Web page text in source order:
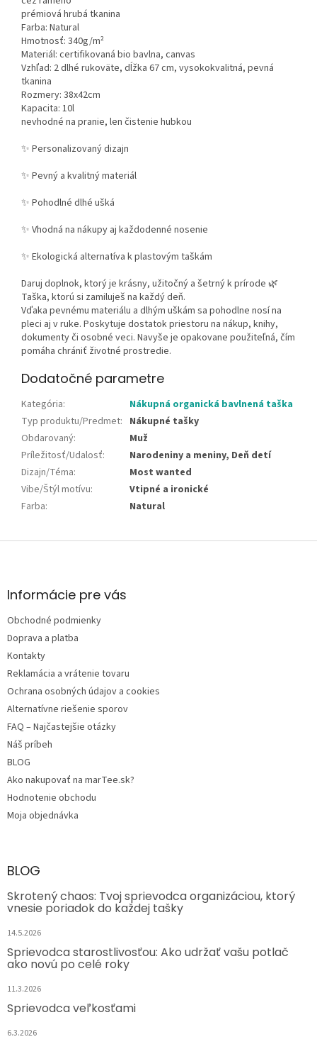
prémiová hrubá tkanina
Farba: Natural
Hmotnosť: 340g/m²
Materiál: certifikovaná bio bavlna, canvas
Vzhľad: 2 dlhé rukoväte, dĺžka 67 cm, vysokokvalitná, pevná
tkanina
Rozmery: 38x42cm
Kapacita: 10l
nevhodné na pranie, len čistenie hubkou
✨ Personalizovaný dizajn
✨ Pevný a kvalitný materiál
✨ Pohodlné dlhé ušká
✨ Vhodná na nákupy aj každodenné nosenie
✨ Ekologická alternatíva k plastovým taškám
Daruj doplnok, ktorý je krásny, užitočný a šetrný k prírode 🌿
Taška, ktorú si zamiluješ na každý deň.
Vďaka pevnému materiálu a dlhým uškám sa pohodlne nosí na
pleci aj v ruke. Poskytuje dostatok priestoru na nákup, knihy,
dokumenty či osobné veci. Navyše je opakovane použiteľná, čím
pomáha chrániť životné prostredie.
Dodatočné parametre
Kategória:
Nákupná organická bavlnená taška
Typ produktu/Predmet: Nákupné tašky
Obdarovaný:
Muž
Príležitosť/Udalosť:
Narodeniny a meniny, Deň detí
Dizajn/Téma:
Most wanted
Vibe/Štýl motívu:
Vtipné a ironické
Farba: Natural
Z
ä
e
Informácie pre vás
Obchodné podmienky
Doprava a platba
Kontakty
Reklamácia a vrátenie tovaru
Ochrana osobných údajov a cookies
Alternatívne riešenie sporov
FAQ – Najčastejšie otázky
Náš príbeh
BLOG
Ako nakupovať na marTee.sk?
Hodnotenie obchodu
Moja objednávka
BLOG
Skrotený chaos: Tvoj sprievodca organizáciou, ktorý
vnesie poriadok do každej tašky
14.5.2026
Sprievodca starostlivosťou: Ako udržať vašu potlač
ako novú po celé roky
11.3.2026
Sprievodca veľkosťami
6.3.2026